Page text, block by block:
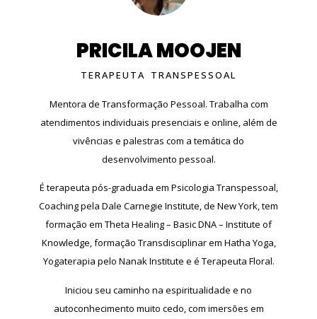
PRICILA MOOJEN
TERAPEUTA TRANSPESSOAL
Mentora de Transformação Pessoal. Trabalha com
atendimentos individuais presenciais e online, além de
vivências e palestras com a temática do
desenvolvimento pessoal.
É terapeuta pós-graduada em Psicologia Transpessoal,
Coaching pela Dale Carnegie Institute, de New York, tem
formação em Theta Healing – Basic DNA – Institute of
Knowledge, formação Transdisciplinar em Hatha Yoga,
Yogaterapia pelo Nanak Institute e é Terapeuta Floral.
Iniciou seu caminho na espiritualidade e no
autoconhecimento muito cedo, com imersões em